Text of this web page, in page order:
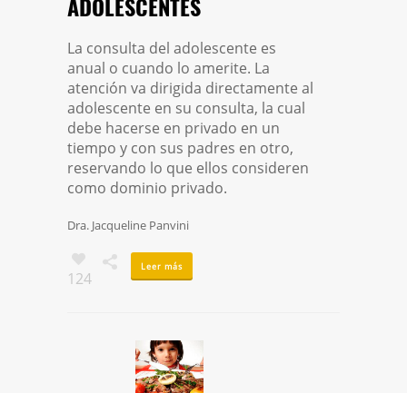
La consulta del adolescente es
anual o cuando lo amerite. La
atención va dirigida directamente al
adolescente en su consulta, la cual
debe hacerse en privado en un
tiempo y con sus padres en otro,
reservando lo que ellos consideren
como dominio privado.
Dra. Jacqueline Panvini
124
Leer más